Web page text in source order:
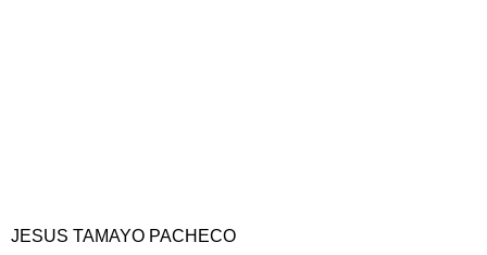
JESUS TAMAYO PACHECO